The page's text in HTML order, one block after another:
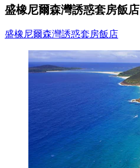
盛橡尼爾森灣誘惑套房飯店
盛橡尼爾森灣誘惑套房飯店